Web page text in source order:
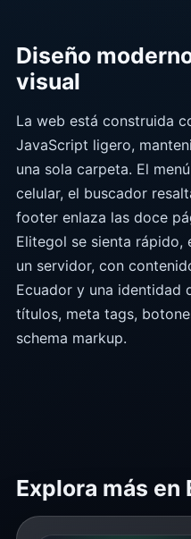
Diseño
visual
La web está construida
JavaScript ligero,
una sola carpeta. El
celular, el buscador
footer enlaza las doce
Elitegol se sienta rápido,
un servidor, con
Ecuador y una identidad
títulos, meta tags,
schema markup.
Explora más en